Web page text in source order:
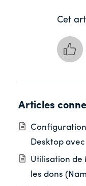
Cet
Articles
Desktop
Utilisation de
les dons